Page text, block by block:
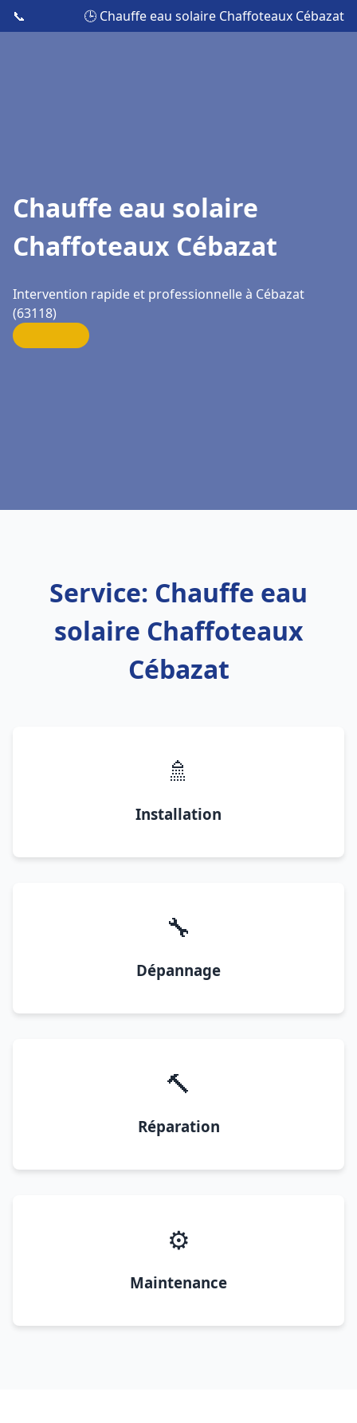
📞 🕒 Chauffe eau solaire Chaffoteaux Cébazat
Chauffe eau solaire
Chaffoteaux Cébazat
Intervention rapide et professionnelle à Cébazat
(63118)
Service: Chauffe eau
solaire Chaffoteaux
Cébazat
🚿
Installation
🔧
Dépannage
🔨
Réparation
⚙️
Maintenance